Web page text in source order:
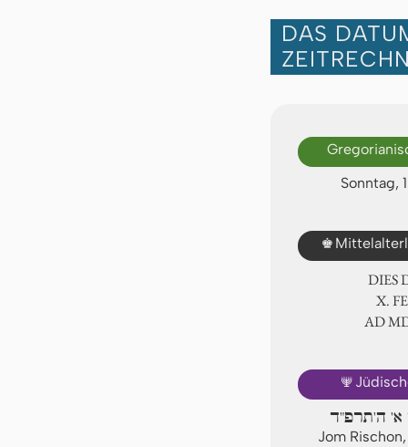
DAS
Sonntag,
♚
DIES
Ⅹ.
AD
🕎
א' ה'תרפ"ד
Jom